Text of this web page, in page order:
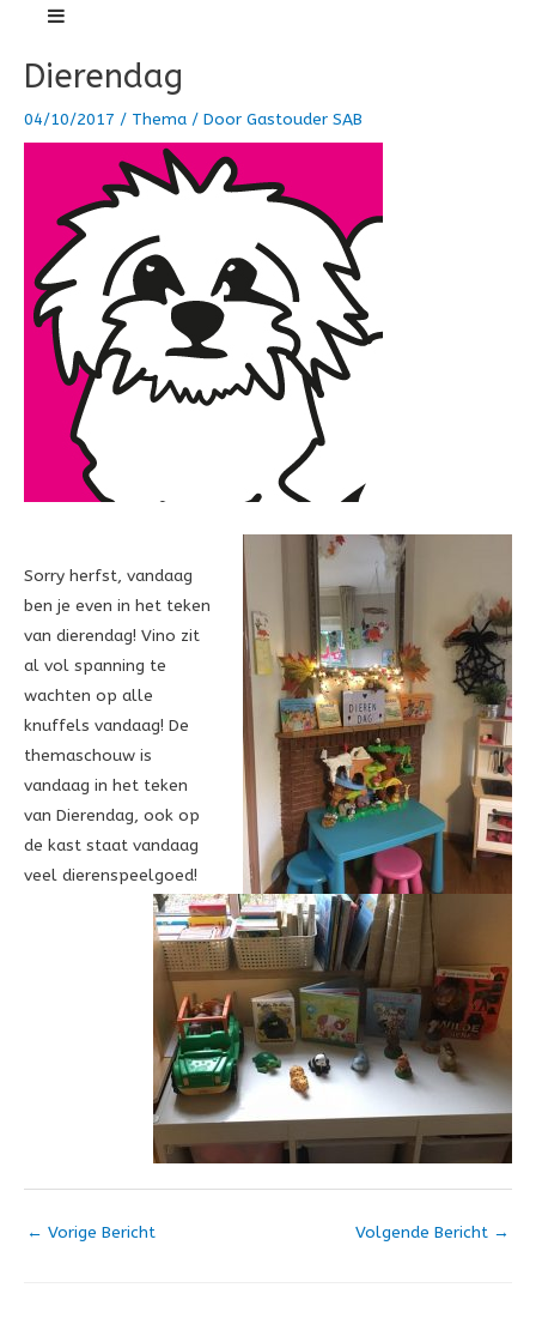
Dierendag
04/10/2017 / Thema / Door Gastouder SAB
Sorry herfst, vandaag
ben je even in het teken
van dierendag! Vino zit
al vol spanning te
wachten op alle
knuffels vandaag! De
themaschouw is
vandaag in het teken
van Dierendag, ook op
de kast staat vandaag
veel dierenspeelgoed!
← Vorige Bericht Volgende Bericht →